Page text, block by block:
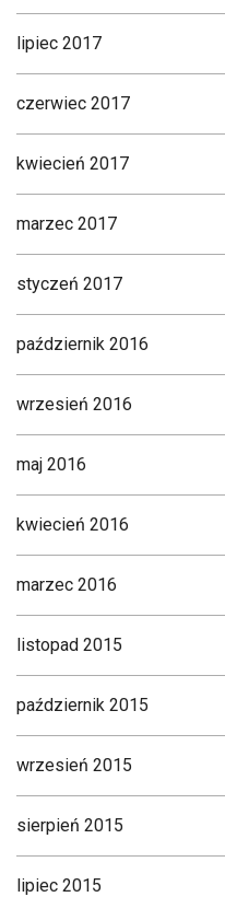
lipiec 2017
czerwiec 2017
kwiecień 2017
marzec 2017
styczeń 2017
październik 2016
wrzesień 2016
maj 2016
kwiecień 2016
marzec 2016
listopad 2015
październik 2015
wrzesień 2015
sierpień 2015
lipiec 2015